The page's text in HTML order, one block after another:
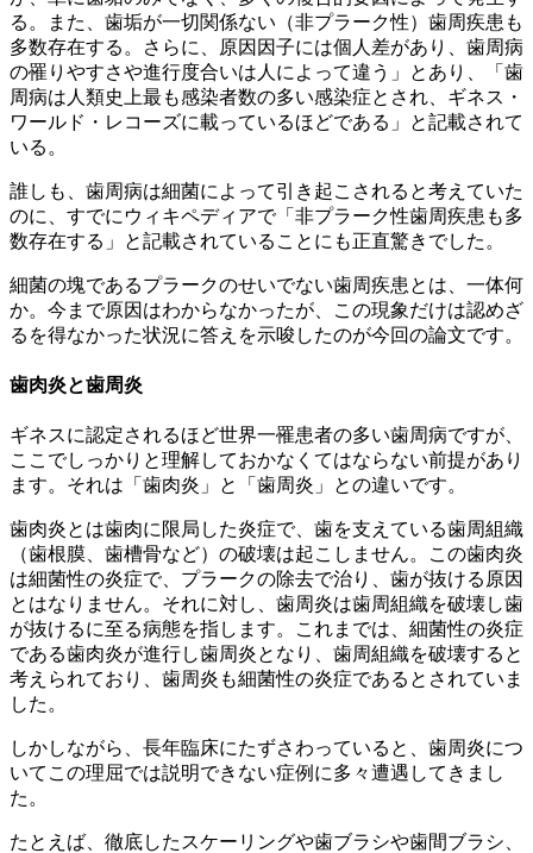
る。また、歯垢が一切関係ない（非プラーク性）歯周疾患も
多数存在する。さらに、原因因子には個人差があり、歯周病
の罹りやすさや進行度合いは人によって違う」とあり、「歯
周病は人類史上最も感染者数の多い感染症とされ、ギネス・
ワールド・レコーズに載っているほどである」と記載されて
いる。
誰しも、歯周病は細菌によって引き起こされると考えていた
のに、すでにウィキペディアで「非プラーク性歯周疾患も多
数存在する」と記載されていることにも正直驚きでした。
細菌の塊であるプラークのせいでない歯周疾患とは、一体何
か。今まで原因はわからなかったが、この現象だけは認めざ
るを得なかった状況に答えを示唆したのが今回の論文です。
歯肉炎と歯周炎
ギネスに認定されるほど世界一罹患者の多い歯周病ですが、
ここでしっかりと理解しておかなくてはならない前提があり
ます。それは「歯肉炎」と「歯周炎」との違いです。
歯肉炎とは歯肉に限局した炎症で、歯を支えている歯周組織
（歯根膜、歯槽骨など）の破壊は起こしません。この歯肉炎
は細菌性の炎症で、プラークの除去で治り、歯が抜ける原因
とはなりません。それに対し、歯周炎は歯周組織を破壊し歯
が抜けるに至る病態を指します。これまでは、細菌性の炎症
である歯肉炎が進行し歯周炎となり、歯周組織を破壊すると
考えられており、歯周炎も細菌性の炎症であるとされていま
した。
しかしながら、長年臨床にたずさわっていると、歯周炎につ
いてこの理屈では説明できない症例に多々遭遇してきまし
た。
たとえば、徹底したスケーリングや歯ブラシや歯間ブラシ、